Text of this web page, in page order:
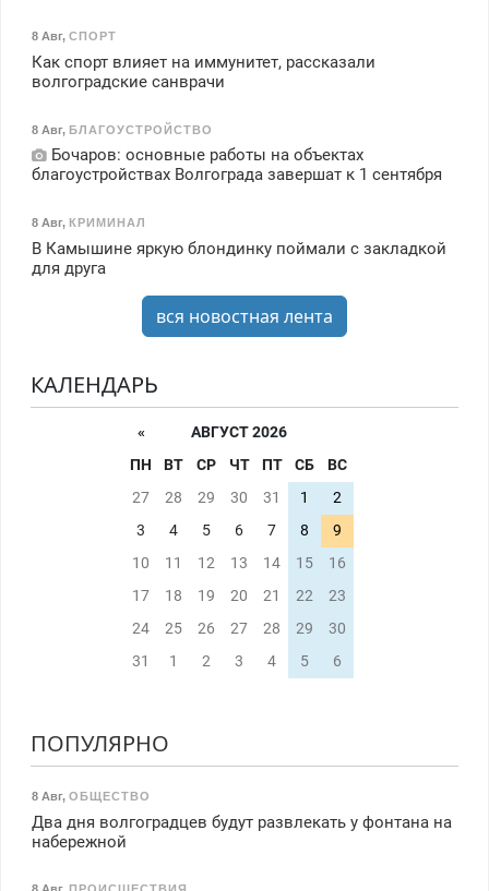
8 Авг, СПОРТ
Как спорт влияет на иммунитет, рассказали
волгоградские санврачи
8 Авг, БЛАГОУСТРОЙСТВО
Бочаров: основные работы на объектах
благоустройствах Волгограда завершат к 1 сентября
8 Авг, КРИМИНАЛ
В Камышине яркую блондинку поймали с закладкой
для друга
вся новостная лента
КАЛЕНДАРЬ
«
АВГУСТ 2026
ПН
ВТ СР ЧТ ПТ СБ
ВС
27
28 29 30 31 1
2
3
4 5 6 7 8
9
10
11 12 13 14 15
16
17
18 19 20 21 22
23
24
25 26 27 28 29
30
31
1 2 3 4 5 6
ПОПУЛЯРНО
8 Авг, ОБЩЕСТВО
Два дня волгоградцев будут развлекать у фонтана на
набережной